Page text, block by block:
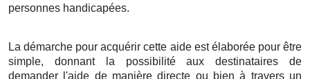
personnes handicapées.
La démarche pour acquérir cette aide est élaborée pour être
simple, donnant la possibilité aux destinataires de
demander l'aide de manière directe ou bien à travers un